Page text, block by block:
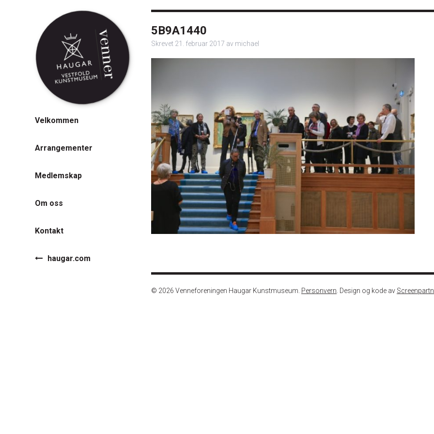
Velkommen
Arrangementer
Medlemskap
Om oss
Kontakt
haugar.com
5B9A1440
Skrevet 21. februar 2017 av michael
© 2026 Venneforeningen Haugar Kunstmuseum. Personvern . Design og kode av